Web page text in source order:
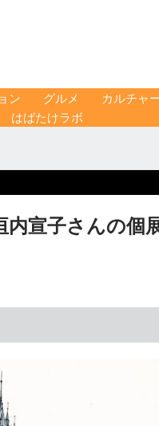
ン グルメ カルチャ
はばたけラボ
宣子さんの個